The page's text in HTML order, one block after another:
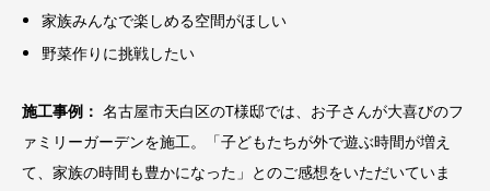
家族みんなで楽しめる空間がほしい
野菜作りに挑戦したい
施工事例： 名古屋市天白区のT様邸では、お子さんが大喜びのフ
ァミリーガーデンを施工。「子どもたちが外で遊ぶ時間が増え
て、家族の時間も豊かになった」とのご感想をいただいていま